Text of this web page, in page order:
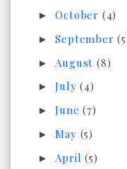
►October (4)
►September
► August(8)
►July(4)
►June(7)
►May (5)
► April(5)